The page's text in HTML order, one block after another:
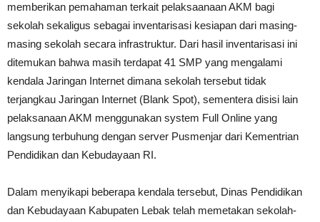
memberikan pemahaman terkait pelaksaanaan AKM bagi
sekolah sekaligus sebagai inventarisasi kesiapan dari masing-
masing sekolah secara infrastruktur. Dari hasil inventarisasi ini
ditemukan bahwa masih terdapat 41 SMP yang mengalami
kendala Jaringan Internet dimana sekolah tersebut tidak
terjangkau Jaringan Internet (Blank Spot), sementera disisi lain
pelaksanaan AKM menggunakan system Full Online yang
langsung terbuhung dengan server Pusmenjar dari Kementrian
Pendidikan dan Kebudayaan RI.
Dalam menyikapi beberapa kendala tersebut, Dinas Pendidikan
dan Kebudayaan Kabupaten Lebak telah memetakan sekolah-